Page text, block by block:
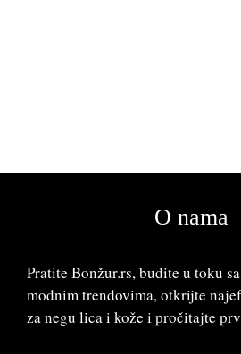
O nama
Pratite Bonžur.rs, budite u toku
modnim trendovima, otkrijte
za negu lica i kože i pročitajte